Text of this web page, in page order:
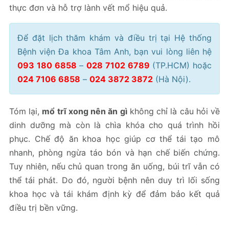
thực đơn và hỗ trợ lành vết mổ hiệu quả.
Để đặt lịch thăm khám và điều trị tại Hệ thống
Bệnh viện Đa khoa Tâm Anh, bạn vui lòng liên hệ
093 180 6858 – 028 7102 6789 (TP.HCM) hoặc
024 7106 6858 – 024 3872 3872 (Hà Nội).
Tóm lại, mổ trĩ xong nên ăn gìkhông chỉ là câu hỏi về
dinh dưỡng mà còn là chìa khóa cho quá trình hồi
phục. Chế độ ăn khoa học giúp cơ thể tái tạo mô
nhanh, phòng ngừa táo bón và hạn chế biến chứng.
Tuy nhiên, nếu chủ quan trong ăn uống, búi trĩ vẫn có
thể tái phát. Do đó, người bệnh nên duy trì lối sống
khoa học và tái khám định kỳ để đảm bảo kết quả
điều trị bền vững.